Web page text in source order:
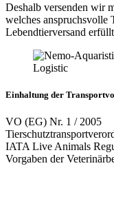
Deshalb versenden wir
welches anspruchsvolle
Lebendtierversand
Einhaltung der
VO (EG) Nr. 1 / 2005
IATA Live Animals
Vorgaben der